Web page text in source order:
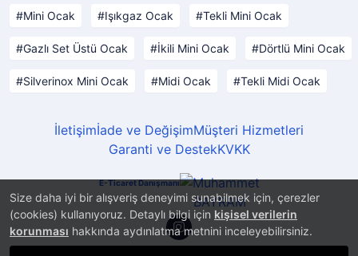
Size daha iyi bir alışveriş deneyimi sunabilmek için, çerezler
(cookies) kullanıyoruz. Detaylı bilgi için kişisel verilerin
korunması hakkında aydınlatma metnini inceleyebilirsiniz.
Mini Ocak Işıkgaz Ocak Tekli Mini Ocak
Gazlı Set Üstü Ocak İkili Mini Ocak Dörtlü Mini Ocak
Silverinox Mini Ocak Midi Ocak Tekli Midi Ocak
İletişimİade ve DeğişimMüşteri Hizmetleri
Garanti ve DestekKVKK
E-Ticaret Danışmanı